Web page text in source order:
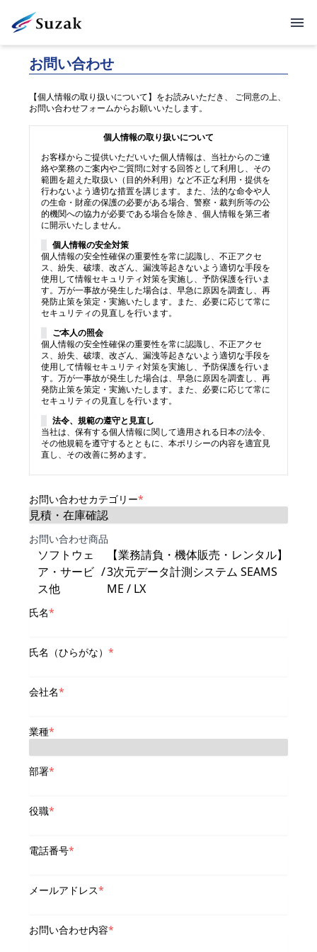
お問い合わせ
【個人情報の取り扱いについて】をお読みいただき、 ご同意の上、
お問い合わせフォームからお願いいたします。
個人情報の取り扱いについて
お客様からご提供いただいいた個人情報は、当社からのご連
絡や業務のご案内やご質問に対する回答として利用し、その
範囲を超えた取扱い（目的外利用）など不正な利用・提供を
行わないよう適切な措置を講じます。また、法的な命令や人
の生命・財産の保護の必要がある場合、警察・裁判所等の公
的機関への協力が必要である場合を除き、個人情報を第三者
に開示いたしません。
個人情報の安全対策
個人情報の安全性確保の重要性を常に認識し、不正アクセ
ス、紛失、破壊、改ざん、漏洩等起きないよう適切な手段を
使用して情報セキュリティ対策を実施し、予防保護を行いま
す。万が一事故が発生した場合は、早急に原因を調査し、再
発防止策を策定・実施いたします。また、必要に応じて常に
セキュリティの見直しを行います。
ご本人の照会
個人情報の安全性確保の重要性を常に認識し、不正アクセ
ス、紛失、破壊、改ざん、漏洩等起きないよう適切な手段を
使用して情報セキュリティ対策を実施し、予防保護を行いま
す。万が一事故が発生した場合は、早急に原因を調査し、再
発防止策を策定・実施いたします。また、必要に応じて常に
セキュリティの見直しを行います。
法令、規範の遵守と見直し
当社は、保有する個人情報に関して適用される日本の法令、
その他規範を遵守するとともに、本ポリシーの内容を適宜見
直し、その改善に努めます。
お問い合わせカテゴリー*
お問い合わせ商品
ソフトウェ
ア・サービ
ス他
/
【業務請負・機体販売・レンタル】
3次元データ計測システム SEAMS
ME / LX
氏名*
氏名（ひらがな） *
会社名*
業種*
部署*
役職*
電話番号*
メールアドレス*
お問い合わせ内容*